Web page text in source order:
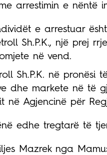
arrestimin e nëntë
e arrestuar
Sh.P.K., një prej
në vend.
Sh.P.K. në pronësi
dhe markete në të
Agjencinë për
edhe tregtarë të
Mazrek nga